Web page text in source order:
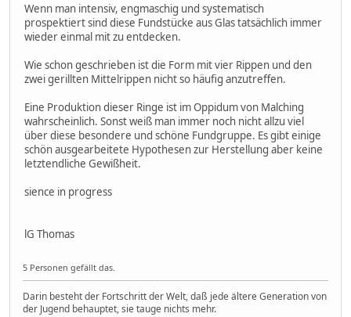
Wenn man intensiv, engmaschig und systematisch
prospektiert sind diese Fundstücke aus Glas tatsächlich immer
wieder einmal mit zu entdecken.
Wie schon geschrieben ist die Form mit vier Rippen und den
zwei gerillten Mittelrippen nicht so häufig anzutreffen.
Eine Produktion dieser Ringe ist im Oppidum von Malching
wahrscheinlich. Sonst weiß man immer noch nicht allzu viel
über diese besondere und schöne Fundgruppe. Es gibt einige
schön ausgearbeitete Hypothesen zur Herstellung aber keine
letztendliche Gewißheit.
sience in progress
lG Thomas
5 Personen gefällt das.
Darin besteht der Fortschritt der Welt, daß jede ältere Generation von
der Jugend behauptet, sie tauge nichts mehr.